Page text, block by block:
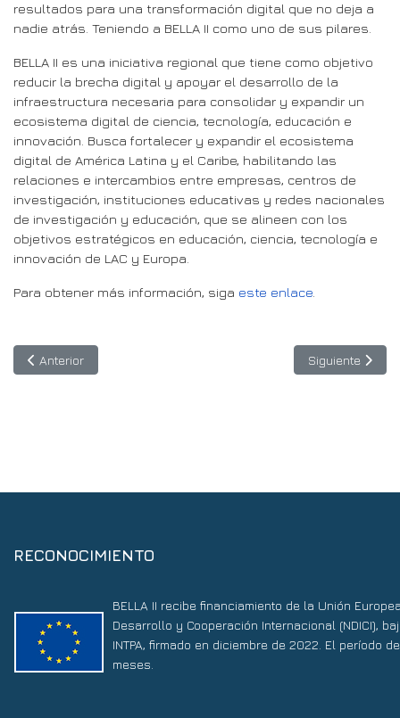
resultados para una transformación digital que no deja a
nadie atrás. Teniendo a BELLA II como uno de sus pilares.
BELLA II es una iniciativa regional que tiene como objetivo
reducir la brecha digital y apoyar el desarrollo de la
infraestructura necesaria para consolidar y expandir un
ecosistema digital de ciencia, tecnología, educación e
innovación. Busca fortalecer y expandir el ecosistema
digital de América Latina y el Caribe, habilitando las
relaciones e intercambios entre empresas, centros de
investigación, instituciones educativas y redes nacionales
de investigación y educación, que se alineen con los
objetivos estratégicos en educación, ciencia, tecnología e
innovación de LAC y Europa.
Para obtener más información, siga este enlace.
Artículo anterior: Registro anticipado TICAL 2024: ¡Ya puedes
Anterior Artículo
Siguiente
RECONOCIMIENTO
BELLA II recibe financiamiento de la Unión
Desarrollo y Cooperación Internacional (NDICI),
INTPA, firmado en diciembre de 2022. El período
meses.